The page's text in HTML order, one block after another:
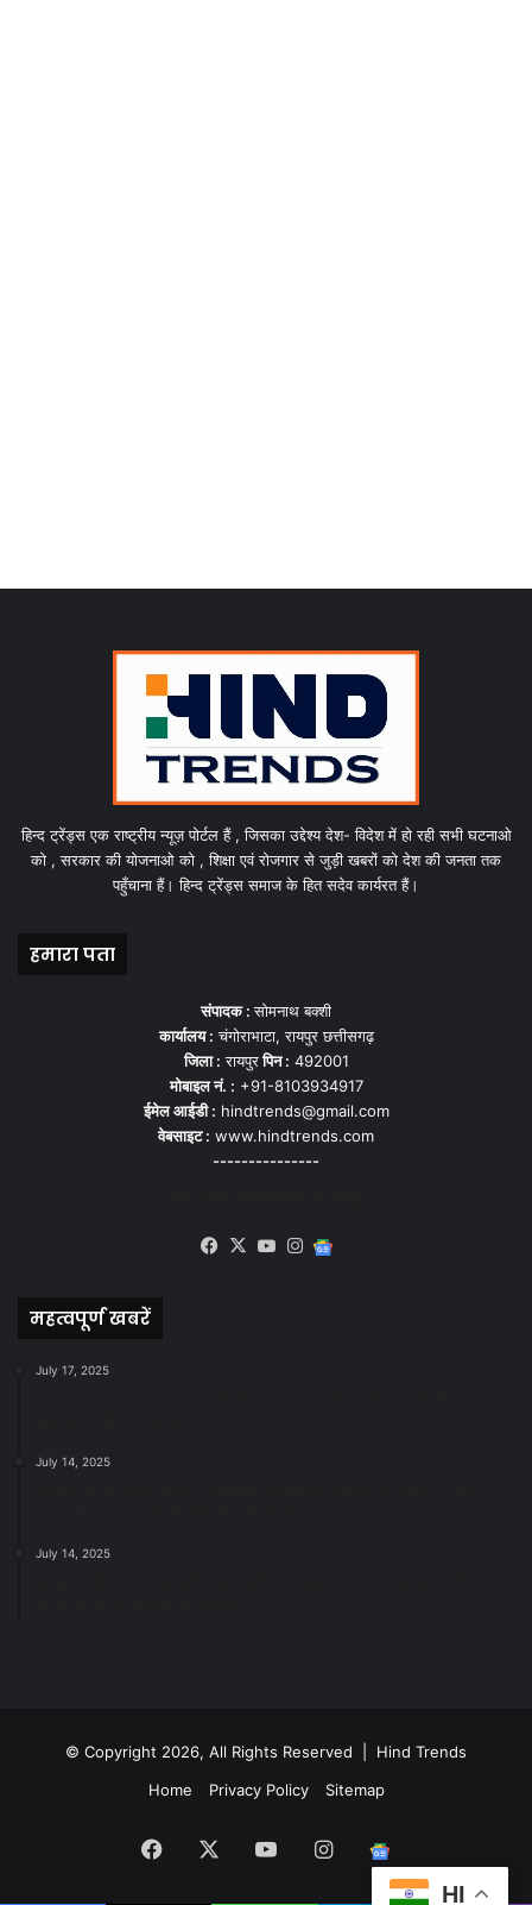
हिन्द ट्रेंड्स एक राष्ट्रीय न्यूज़ पोर्टल हैं , जिसका उद्देश्य देश- विदेश में हो रही सभी घटनाओ
को , सरकार की योजनाओ को , शिक्षा एवं रोजगार से जुड़ी खबरों को देश की जनता तक
पहुँचाना हैं। हिन्द ट्रेंड्स समाज के हित सदेव कार्यरत हैं।
हमारा पता
संपादक :सोमनाथ बक्शी
कार्यालय : चंगोराभाटा, रायपुर छत्तीसगढ़
जिला : रायपुरपिन : 492001
मोबाइल नं. : +91-8103934917
ईमेल आईडी : hindtrends@gmail.com
वेबसाइट : www.hindtrends.com
---------------
Facebook
X YouTubeInstagram
महत्वपूर्ण खबरें
July 17, 2025
July 14, 2025
July 14, 2025
© Copyright 2026, All Rights Reserved | Hind Trends
Home
Privacy Policy Sitemap
Facebook YouTubeInstagram
HI